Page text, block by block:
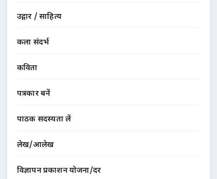
उद्गार / साहित्य
कला संदर्भ
कविता
पत्रकार बनें
पाठक सदस्यता लें
लेख/आलेख
विज्ञापन प्रकाशन योजना/दर